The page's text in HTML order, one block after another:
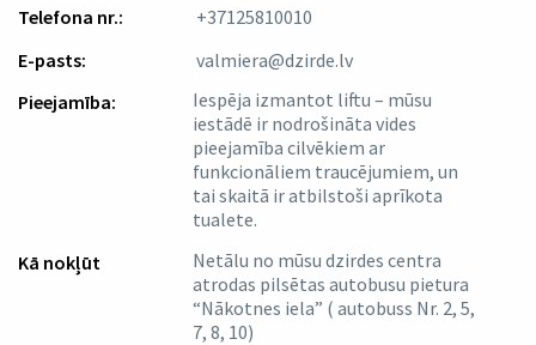
Telefona nr.:
+37125810010
E-pasts:
valmiera@dzirde.lv
Pieejamība:
Iespēja izmantot liftu – mūsu
iestādē ir nodrošināta vides
pieejamība cilvēkiem ar
funkcionāliem traucējumiem, un
tai skaitā ir atbilstoši aprīkota
tualete.
Kā nokļūt
Netālu no mūsu dzirdes centra
atrodas pilsētas autobusu pietura
“Nākotnes iela” ( autobuss Nr. 2, 5,
7, 8, 10)